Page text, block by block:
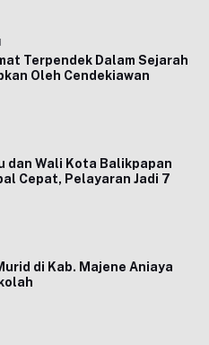
Terpendek Dalam Sejarah
Oleh Cendekiawan
dan Wali Kota Balikpapan
Cepat, Pelayaran Jadi 7
di Kab. Majene Aniaya